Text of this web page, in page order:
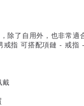
除了自用外，也非常適
戴